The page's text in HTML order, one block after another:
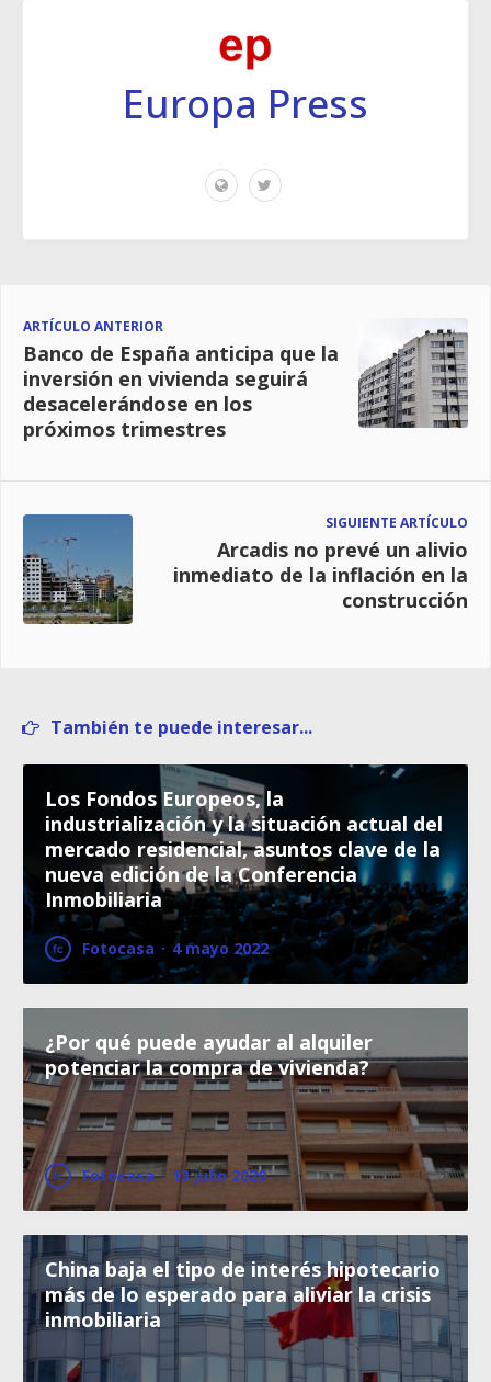
Europa Press
ARTÍCULO ANTERIOR
Banco de España anticipa que la
inversión en vivienda seguirá
desacelerándose en los
próximos trimestres
SIGUIENTE ARTÍCULO
Arcadis no prevé un alivio
inmediato de la inflación en la
construcción
También te puede interesar...
Los Fondos Europeos, la
industrialización y la situación actual del
mercado residencial, asuntos clave de la
nueva edición de la Conferencia
Inmobiliaria
Fotocasa · 4 mayo 2022
¿Por qué puede ayudar al alquiler
potenciar la compra de vivienda?
Fotocasa · 13 julio 2020
China baja el tipo de interés hipotecario
más de lo esperado para aliviar la crisis
inmobiliaria